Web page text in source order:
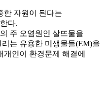
한 자원이 된다는
다.
주 오염원인 살뜨물을
는 유용한 미생물들(EM)을
인이 환경문제 해결에